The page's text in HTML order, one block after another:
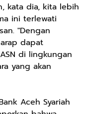
kata dia, kita lebih
ini terlewati
"Dengan
dapat
di lingkungan
yang akan
Aceh Syariah